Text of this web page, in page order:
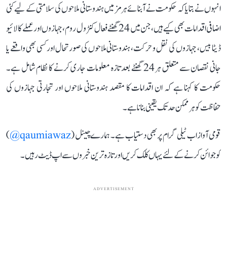
انہوں نے بتایا کہ حکومت نے آبنائے ہرمز میں ہندوستانی ملاحوں کی سلامتی کے لیے کئی
اضافی اقدامات بھی کیے ہیں، جن میں 24 گھنٹے فعال کنٹرول روم، جہازوں اور عملے کا لائیو
ڈیٹا بیس، جہازوں کی نقل و حرکت، ہندوستانی ملاحوں کی صورتحال اور کسی بھی واقعے یا
جانی نقصان سے متعلق ہر 24 گھنٹے بعد تازہ معلومات جاری کرنے کا نظام شامل ہے۔
حکومت کا کہنا ہے کہ ان اقدامات کا مقصد ہندوستانی ملاحوں اور تجارتی جہازوں کی
حفاظت کو ہر ممکن حد تک یقینی بنانا ہے۔
قومی آواز اب ٹیلی گرام پر بھی دستیاب ہے۔ ہمارے چینل (qaumiawaz@
)
کو جوائن کرنے کے لئے یہاں کلک کریں اور تازہ ترین خبروں سے اپ ڈیٹ رہیں۔
ADVERTISEMENT